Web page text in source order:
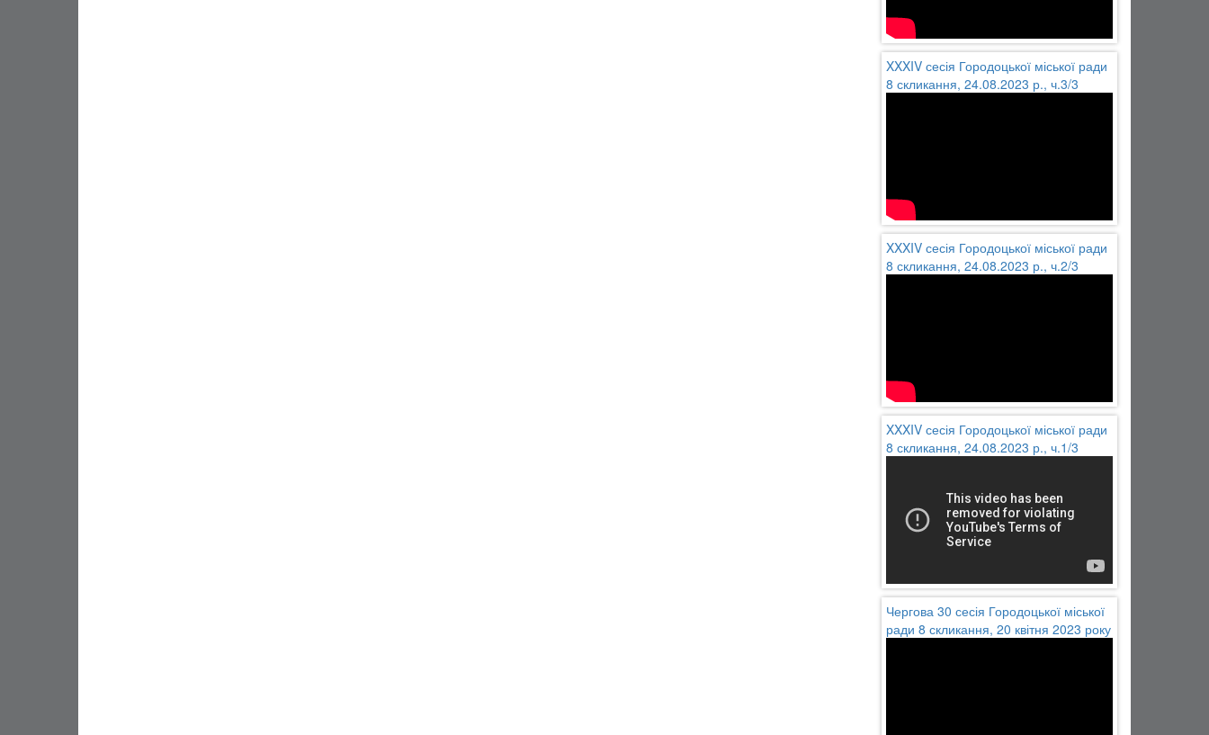
XXXIV сесія Городоцької міської ради
8 скликання, 24.08.2023 р., ч.3/3
XXXIV сесія Городоцької міської ради
8 скликання, 24.08.2023 р., ч.2/3
XXXIV сесія Городоцької міської ради
8 скликання, 24.08.2023 р., ч.1/3
Чергова 30 сесія Городоцької міської
ради 8 скликання, 20 квітня 2023 року